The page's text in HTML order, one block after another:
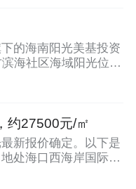
的海南阳光美基投资
海社区海域阳光位于
约27500元/㎡
新报价确定。以下是
处海口西海岸国际会